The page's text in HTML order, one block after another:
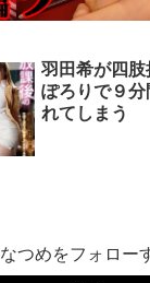
羽田希が四
ぽろりで９分
れてしまう
なつめをフォロー